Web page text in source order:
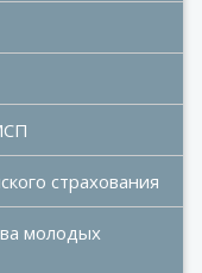
страхования
молодых